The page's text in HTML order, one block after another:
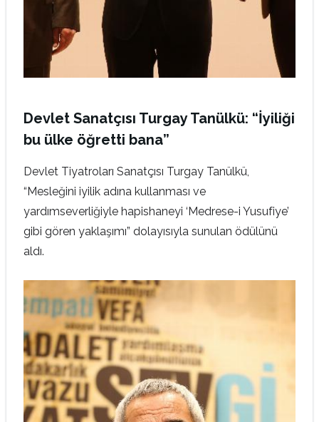
Devlet Sanatçısı Turgay Tanülkü: “İyiliği
bu ülke öğretti bana”
Devlet Tiyatroları Sanatçısı Turgay Tanülkü,
“Mesleğini iyilik adına kullanması ve
yardımseverliğiyle hapishaneyi ‘Medrese-i Yusufiye’
gibi gören yaklaşımı” dolayısıyla sunulan ödülünü
aldı.